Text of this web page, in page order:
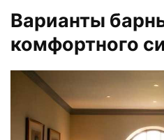
Варианты
комфортного